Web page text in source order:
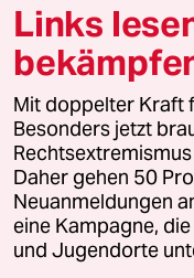
© 2026 taz Verlags
Alle Rechte vorbehalten.
wenden Sie sich bitte an
Feedback
Leitlinie Informant
Links
Mit doppelter Kraft
Besonders jetzt
Daher gehen 50
Neuanmeldungen
eine Kampagne,
und Jugendorte